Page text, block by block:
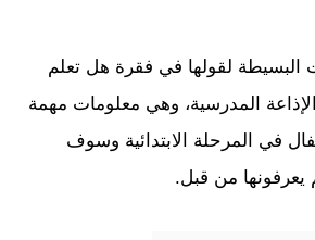
البسيطة لقولها في فقرة هل تعلم
المدرسية، وهي معلومات مهمة
في المرحلة الابتدائية وسوف
يعرفونها من قبل.